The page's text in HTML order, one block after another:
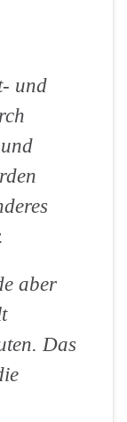
und
aber
Das